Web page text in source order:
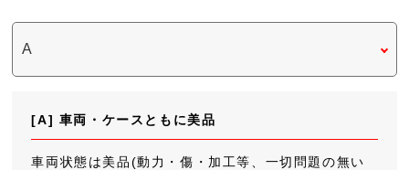
[A] 車両・ケースともに美品
車両状態は美品(動力・傷・加工等、一切問題の無い